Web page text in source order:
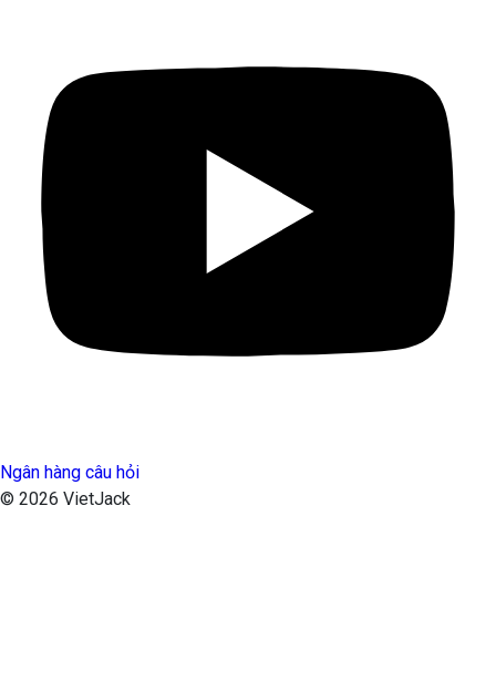
Ngân hàng câu hỏi
© 2026 VietJack